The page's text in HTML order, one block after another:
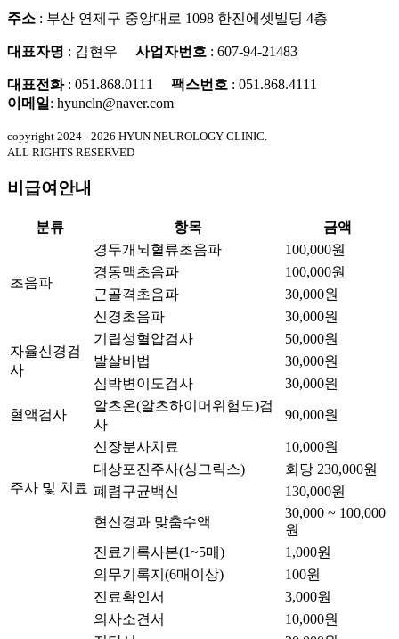
주소 : 부산 연제구 중앙대로 1098 한진에셋빌딩 4층
대표자명 : 김현우 사업자번호 : 607-94-21483
대표전화: 051.868.0111 팩스번호 : 051.868.4111
이메일 : hyuncln@naver.com
copyright 2024 - 2026 HYUN NEUROLOGY CLINIC.
ALL RIGHTS RESERVED
비급여안내
분류 항목 금액
초음파
경두개뇌혈류초음파
100,000원
경동맥초음파
100,000원
근골격초음파
30,000원
신경초음파
30,000원
자율신경검
사
기립성혈압검사
50,000원
발살바법
30,000원
심박변이도검사
30,000원
혈액검사
알츠온(알츠하이머위험도)검
사
90,000원
주사 및 치료
신장분사치료
10,000원
대상포진주사(싱그릭스)
회당 230,000원
폐렴구균백신
130,000원
현신경과 맞춤수액
30,000 ~ 100,000
원
진료기록사본(1~5매)
1,000원
의무기록지(6매이상)
100원
진료확인서
3,000원
의사소견서
10,000원